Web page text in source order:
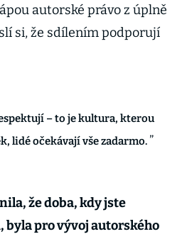
autorské právo z úplně
si, že sdílením podporují
– to je kultura, kterou
lidé očekávají vše zadarmo.
že doba, kdy jste
byla pro vývoj autorského